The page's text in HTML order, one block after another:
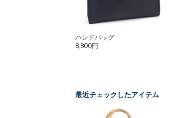
ハンドバッグ
8,800円
最近チェックしたアイテム